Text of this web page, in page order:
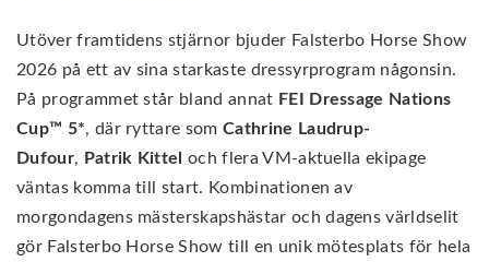
Utöver framtidens stjärnor bjuder Falsterbo Horse Show
2026 på ett av sina starkaste dressyrprogram någonsin.
På programmet står bland annat FEI Dressage Nations
Cup™ 5*, där ryttare somCathrine Laudrup-
Dufour, Patrik Kittel och flera VM-aktuella ekipage
väntas komma till start. Kombinationen av
morgondagens mästerskapshästar och dagens världselit
gör Falsterbo Horse Show till en unik mötesplats för hela